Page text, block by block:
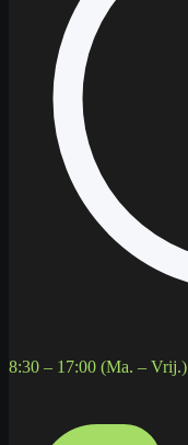
8:30 – 17:00 (Ma. – Vrij.)